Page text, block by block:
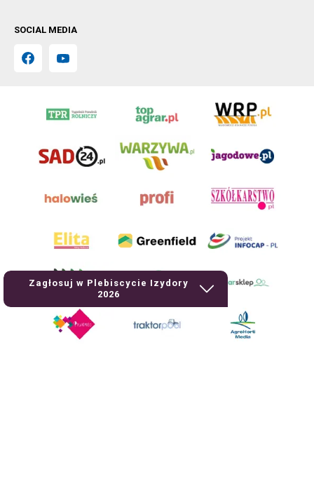
Zagłosuj w Plebiscycie Izydory
2026
SOCIAL MEDIA